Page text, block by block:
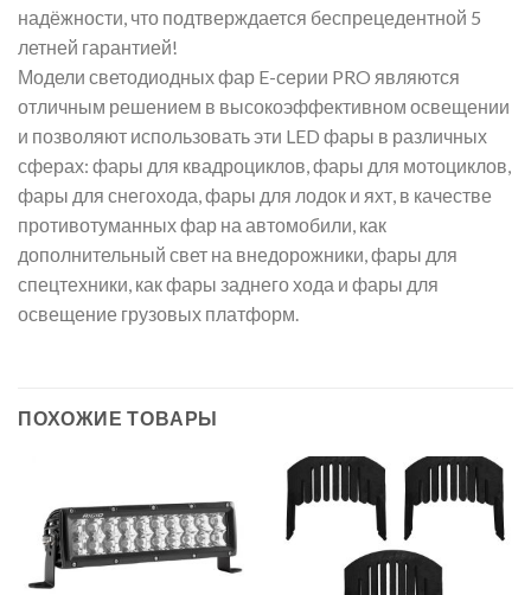
надёжности, что подтверждается беспрецедентной 5
летней гарантией!
Модели светодиодных фар E-серии PRO являются
отличным решением в высокоэффективном освещении
и позволяют использовать эти LED фары в различных
сферах: фары для квадроциклов, фары для мотоциклов,
фары для снегохода, фары для лодок и яхт, в качестве
противотуманных фар на автомобили, как
дополнительный свет на внедорожники, фары для
спецтехники, как фары заднего хода и фары для
освещение грузовых платформ.
ПОХОЖИЕ ТОВАРЫ